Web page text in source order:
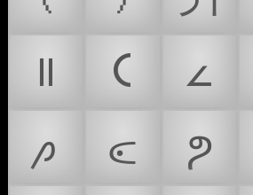
꠱
𐅁 𐅵
𐼦
𐽙 𑿑